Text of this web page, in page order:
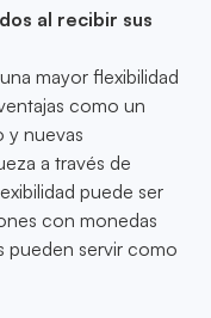
al recibir sus
mayor flexibilidad
como un
y nuevas
a través de
puede ser
con monedas
pueden servir como